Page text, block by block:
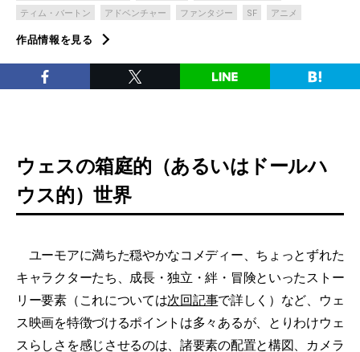
ティム・バートン
アドベンチャー ファンタジー SF アニメ
作品情報を見る
ウェスの箱庭的（あるいはドールハ
ウス的）世界
ユーモアに満ちた穏やかなコメディー、ちょっとずれた
キャラクターたち、成長・独立・絆・冒険といったストー
リー要素（これについては次回記事で詳しく）など、ウェ
ス映画を特徴づけるポイントは多々あるが、とりわけウェ
スらしさを感じさせるのは、諸要素の配置と構図、カメラ